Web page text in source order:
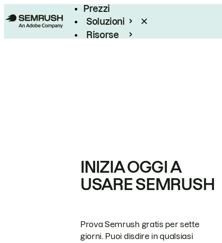
Prezzi
Soluzioni
Risorse
INIZIA OGGI A
USARE SEMRUSH
Prova Semrush gratis per sette
giorni. Puoi disdire in qualsiasi